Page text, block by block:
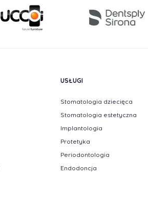
USŁUGI
Stomatologia dziecięca
Stomatologia estetyczna
Implantologia
Protetyka
Periodontologia
Endodoncja